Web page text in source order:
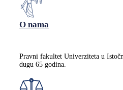
O nama
Pravni fakultet Univerziteta u
dugu 65 godina.